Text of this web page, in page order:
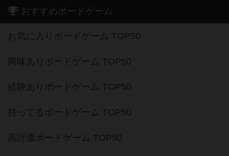
おすすめボードゲーム
お気に入りボードゲーム TOP50
興味ありボードゲーム TOP50
経験ありボードゲーム TOP50
持ってるボードゲーム TOP50
高評価ボードゲーム TOP50